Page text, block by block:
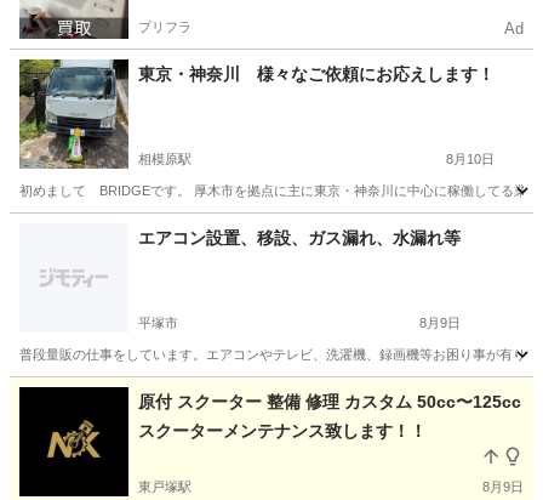
プリフラ Ad
東京・神奈川 様々なご依頼にお応えします！
相模原駅 8月10日
初めまして BRIDGEです。 厚木市を拠点に主に東京・神奈川に中心に稼働してる
相模原駅 便利屋 片付け
エアコン設置、移設、ガス漏れ、水漏れ等
平塚市 8月9日
普段量販の仕事をしています。エアコンやテレビ、洗濯機、録画機等お困り事が有り
神奈川 平塚市 便利屋 ガス漏れ
原付 スクーター 整備 修理 カスタム 50cc〜125cc
スクーターメンテナンス致します！！
東戸塚駅 8月9日